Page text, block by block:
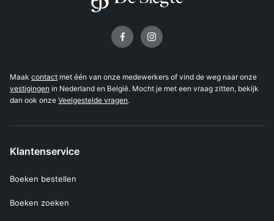
Maak contact met één van onze medewerkers of vind de weg naar onze
vestigingen in Nederland en België. Mocht je met een vraag zitten, bekijk
dan ook onze Veelgestelde vragen.
Klantenservice
Boeken bestellen
Boeken zoeken